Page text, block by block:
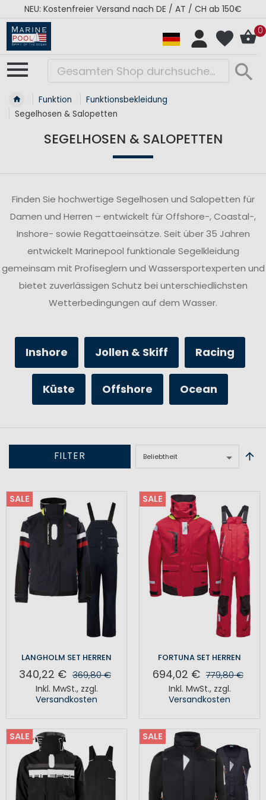
RÉGATES ROYALES Kollektion - Super Sale
0
Funktion
Funktionsbekleidung
Segelhosen & Salopetten
SEGELHOSEN & SALOPETTEN
Finden Sie hochwertige Segelhosen und Salopetten für
Damen und Herren – entwickelt für Offshore-, Coastal-,
Inshore- sowie Regattaeinsätze. Seit über 35 Jahren
entwickelt Marinepool funktionale Segelkleidung
gemeinsam mit Profiseglern und Wassersportexperten und
bietet zuverlässigen Schutz bei unterschiedlichsten
Wetterbedingungen auf dem Wasser.
Inshore Jollen & Skiff Racing
Küste Offshore Ocean
FILTER
SALE
LANGHOLM SET HERREN
340,22 € 369,80 €
Inkl. MwSt., zzgl.
Versandkosten
SALE
FORTUNA SET HERREN
694,02 € 779,80 €
Inkl. MwSt., zzgl.
Versandkosten
SALE SALE